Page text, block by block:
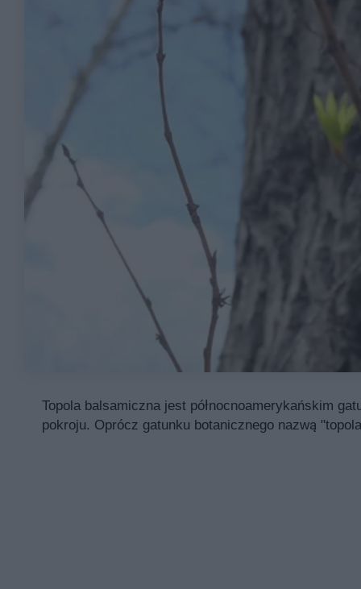
Topola balsamiczna jest północnoamerykańskim
pokroju. Oprócz gatunku botanicznego nazwą